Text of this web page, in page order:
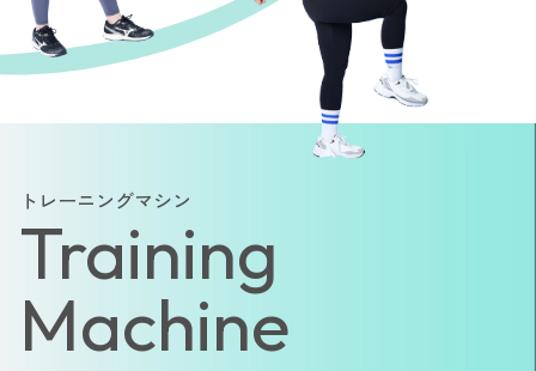
トレーニングマシン
Training
Machine